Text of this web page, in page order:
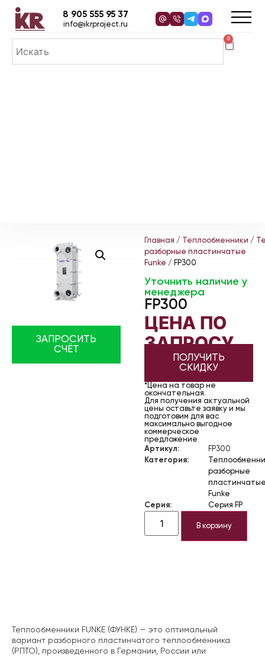
0
8 905 555 95 37
info@ikrproject.ru
ЗАПРОСИТЬ
СЧЁТ
Главная / Теплообменники /
разборные пластинчатые
Funke / FP300
Уточнить наличие у
менеджера
FP300
ЦЕНА ПО
ЗАПРОСУ
ПОЛУЧИТЬ
СКИДКУ
*Цена на товар не
окончательная.
Для получения актуальной
цены оставьте заявку и мы
подготовим для вас
максимально выгодное
коммерческое
предложение
Артикул:
FP300
Категория:
разборные
Funke
Серия:
Серия FP
В корзину
Теплообменники FUNKE (ФУНКЕ) — это оптимальный
вариант разборного пластинчатого теплообменника
(РПТО), произведенного в Германии, России или